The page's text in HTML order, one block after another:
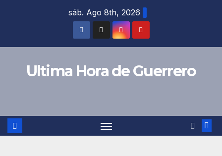
sáb. Ago 8th, 2026
Ultima Hora de Guerrero